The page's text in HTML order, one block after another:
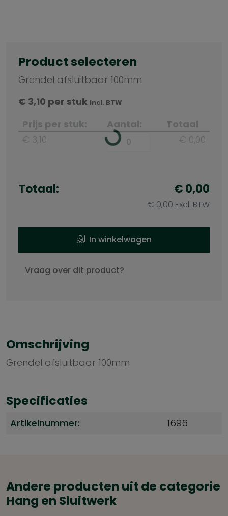
Product selecteren
Grendel afsluitbaar 100mm
€ 3,10 per stuk Incl. BTW
Prijs per stuk: Aantal:
Totaal
€ 3,10
€ 0,00
Totaal: € 0,00
€ 0,00 Excl. BTW
In winkelwagen
Vraag over dit product?
Omschrijving
Grendel afsluitbaar 100mm
Specificaties
Artikelnummer: 1696
Andere producten uit de categorie
Hang en Sluitwerk